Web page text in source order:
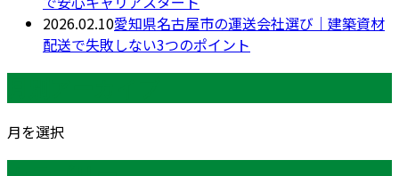
2026.02.10愛知県名古屋市の運送会社選び｜建築資材
配送で失敗しない3つのポイント
月を選択